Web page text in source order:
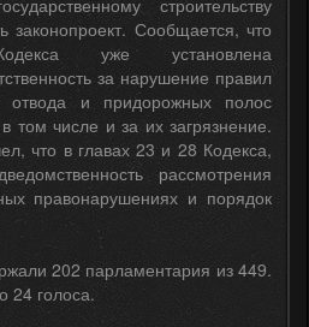
законопроект. Сообщается, что
уже установлена
за нарушение правил
отвода и придорожных полос
том числе и за их загрязнение.
что в главах 23 и 28 Кодекса,
рассмотрения
правонарушениях и порядок
202 парламентария из 449.
24 голоса.